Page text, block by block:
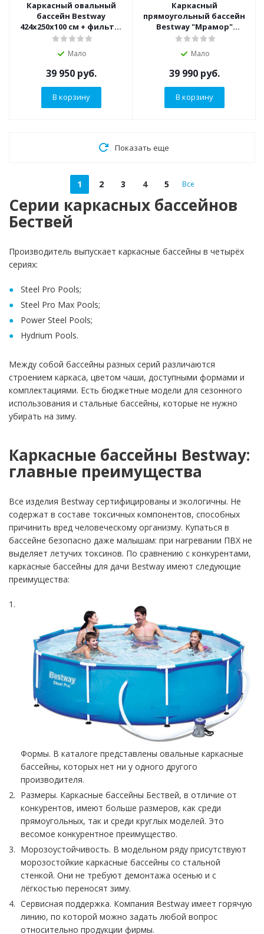
Каркасный овальный
бассейн Bestway
424х250х100 см + фильтр-
насос 2006 л/ч, лестница
Мало
39 950руб.
В корзину
Каркасный
прямоугольный бассейн
Bestway "Мрамор"
404х201х100 см +
2006 л/ч (56721 BW)
Мало
39 990руб.
В корзину
Показать еще
1 2 3 4 5 Все
Серии каркасных бассейнов
Бествей
Производитель выпускает каркасные бассейны в четырёх
сериях:
Steel Pro Pools;
Steel Pro Max Pools;
Power Steel Pools;
Hydrium Pools.
Между собой бассейны разных серий различаются
строением каркаса, цветом чаши, доступными формами и
комплектациями. Есть бюджетные модели для сезонного
использования и стальные бассейны, которые не нужно
убирать на зиму.
Каркасные бассейны Bestway:
главные преимущества
Все изделия Bestway сертифицированы и экологичны. Не
содержат в составе токсичных компонентов, способных
причинить вред человеческому организму. Купаться в
бассейне безопасно даже малышам: при нагревании ПВХ не
выделяет летучих токсинов. По сравнению с конкурентами,
каркасные бассейны для дачи Bestway имеют следующие
преимущества:
Формы. В каталоге представлены овальные каркасные
бассейны, которых нет ни у одного другого
производителя.
Размеры. Каркасные бассейны Бествей, в отличие от
конкурентов, имеют больше размеров, как среди
прямоугольных, так и среди круглых моделей. Это
весомое конкурентное преимущество.
Морозоустойчивость. В модельном ряду присутствуют
морозостойкие каркасные бассейны со стальной
стенкой. Они не требуют демонтажа осенью и с
лёгкостью переносят зиму.
Сервисная поддержка. Компания Bestway имеет горячую
линию, по которой можно задать любой вопрос
относительно продукции фирмы.